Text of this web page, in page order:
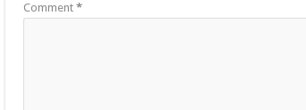
Comment *